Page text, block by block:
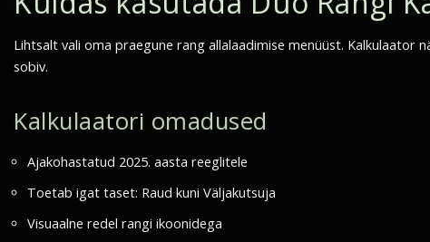
Lihtsalt vali oma praegune rang allalaadimise menüüst. Kalkulaator
sobiv.
Kalkulaatori omadused
Ajakohastatud 2025. aasta reeglitele
Toetab igat taset: Raud kuni Väljakutsuja
Visuaalne redel rangi ikoonidega